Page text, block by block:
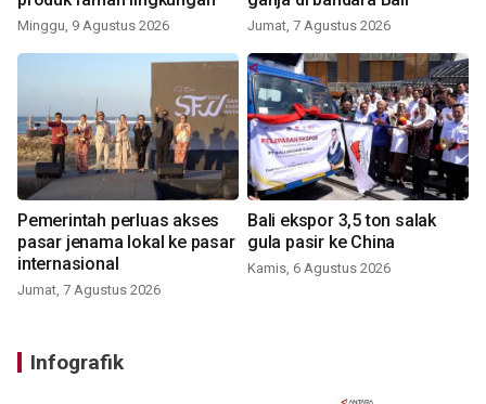
Minggu, 9 Agustus 2026 Jumat, 7 Agustus 2026
Pemerintah perluas akses
pasar jenama lokal ke pasar
internasional
Jumat, 7 Agustus 2026
Bali ekspor 3,5 ton salak
gula pasir ke China
Kamis, 6 Agustus 2026
Infografik